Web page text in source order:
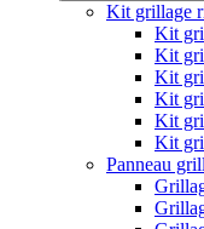
Kit grillage
Kit
Kit
Kit
Kit
Kit
Kit
Panneau